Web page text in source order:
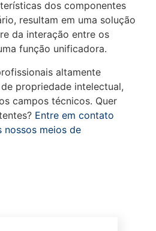
dos componentes
resultam em uma solução
da interação entre os
função unificadora.
altamente
propriedade intelectual,
campos técnicos. Quer
Entre em contato
meios de